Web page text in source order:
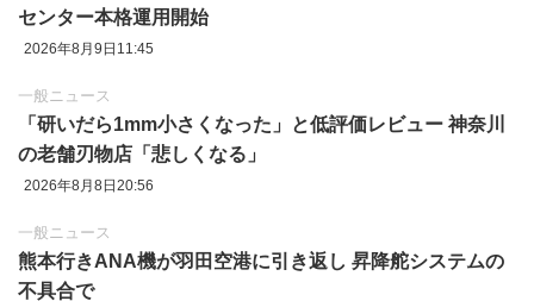
センター本格運用開始
2026年8月9日11:45
一般ニュース
「研いだら1mm小さくなった」と低評価レビュー 神奈川
の老舗刃物店「悲しくなる」
2026年8月8日20:56
一般ニュース
熊本行きANA機が羽田空港に引き返し 昇降舵システムの
不具合で